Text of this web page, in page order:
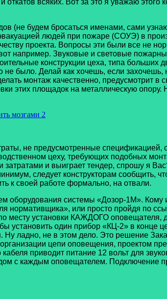
будем бросаться именами, сами
людей при пожаре (СОУЭ) в
проекта. Вопросы эти были все не
например. Звуковые и световые
конструкции цеха, типа
было. Делай как хочешь, если захочешь,
монтаж качественно,
этих площадок на металлическую
не предусмотренные спецификацией,
цеху, требующих подобных
и выиграет тендер, спрошу я
следует конструкторам сообщить,
к своей работе формально, на отвали.
системы «Дозор-1М». Кому
нормативщика», или просто пройдя по
месту установки КАЖДОГО
один прибор «КЦ-2» в конце
ладно, не в этом дело. Это решение
цепи оповещения, проектом
приводит питание 12 вольт для
с каждым оповещателем. Подключение